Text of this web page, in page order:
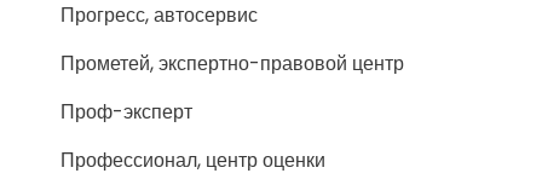
Прогресс, автосервис
Прометей, экспертно-правовой центр
Проф-эксперт
Профессионал, центр оценки